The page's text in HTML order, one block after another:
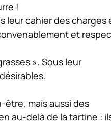
!
leur cahier des charges
et
». Sous leur
mais aussi des
au-delà de la tartine :